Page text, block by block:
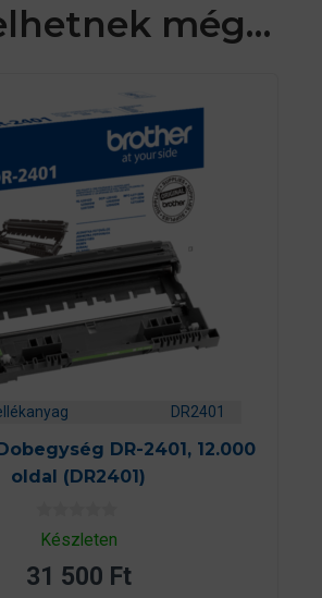
még…
DR2401
DR-2401, 12.000
oldal (DR2401)
0
a
5
Készleten
31 500 Ft